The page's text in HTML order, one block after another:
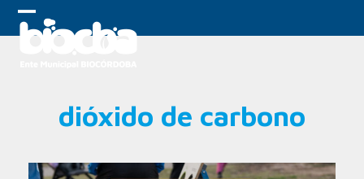
Skip
Open
Close
dióxido de carbono